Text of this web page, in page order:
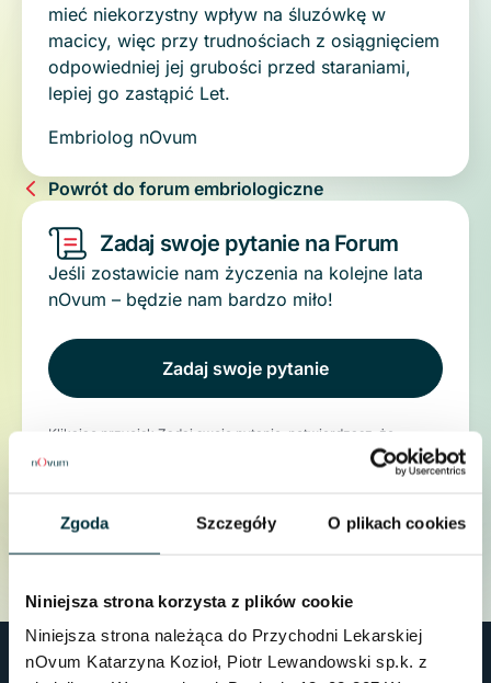
Zgoda Szczegóły O plikach cookies
Niniejsza strona korzysta z plików cookie
Niniejsza strona należąca do Przychodni Lekarskiej
nOvum Katarzyna Kozioł, Piotr Lewandowski sp.k. z
mieć niekorzystny wpływ na śluzówkę w
macicy, więc przy trudnościach z osiągnięciem
odpowiedniej jej grubości przed staraniami,
lepiej go zastąpić Let.
Embriolog nOvum
Powrót do forum embriologiczne
Zadaj swoje pytanie na Forum
Jeśli zostawicie nam życzenia na kolejne lata
nOvum – będzie nam bardzo miło!
Zadaj swoje pytanie
Klikając przycisk Zadaj swoje pytanie, potwierdzasz, że